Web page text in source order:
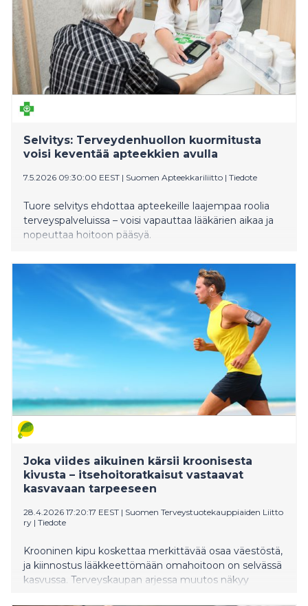
Selvitys: Terveydenhuollon kuormitusta
voisi keventää apteekkien avulla
7.5.2026 09:30:00 EEST | Suomen Apteekkariliitto | Tiedote
Tuore selvitys ehdottaa apteekeille laajempaa roolia
terveyspalveluissa – voisi vapauttaa lääkärien aikaa ja
nopeuttaa hoitoon pääsyä.
Joka viides aikuinen kärsii kroonisesta
kivusta – itsehoitoratkaisut vastaavat
kasvavaan tarpeeseen
28.4.2026 17:20:17 EEST | Suomen Terveystuotekauppiaiden Liitto
ry | Tiedote
Krooninen kipu koskettaa merkittävää osaa väestöstä,
ja kiinnostus lääkkeettömään omahoitoon on selvässä
kasvussa. Terveyskaupan arjessa muutos näkyy